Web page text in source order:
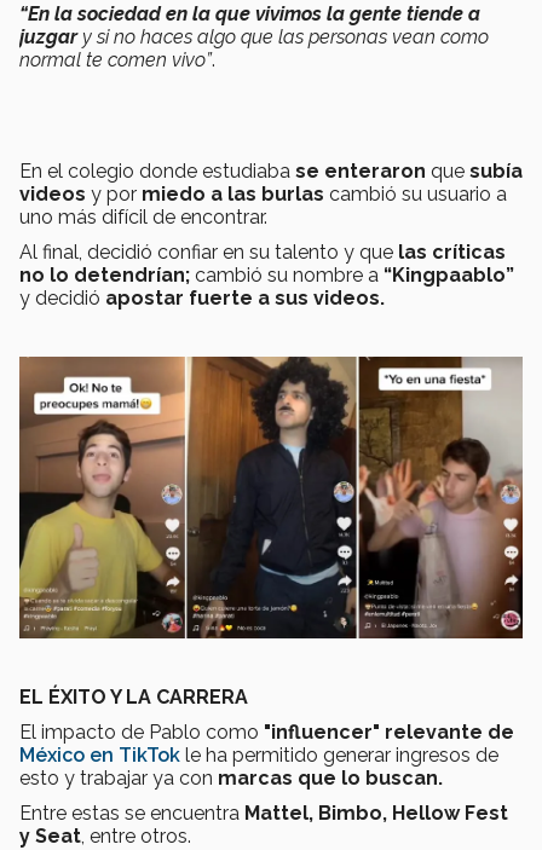
“En la sociedad en la que vivimos la gente tiende a
juzgar y si no haces algo que las personas vean como
normal te comen vivo”.
En el colegio donde estudiaba se enteraron que subía
videos y por miedo a las burlas cambió su usuario a
uno más difícil de encontrar.
Al final, decidió confiar en su talento y que las críticas
no lo detendrían; cambió su nombre a “Kingpaablo”
y decidió apostar fuerte a sus videos.
EL ÉXITO Y LA CARRERA
El impacto de Pablo como "influencer" relevante de
México en TikTok le ha permitido generar ingresos de
esto y trabajar ya con marcas que lo buscan.
Entre estas se encuentra Mattel, Bimbo, Hellow Fest
y Seat, entre otros.